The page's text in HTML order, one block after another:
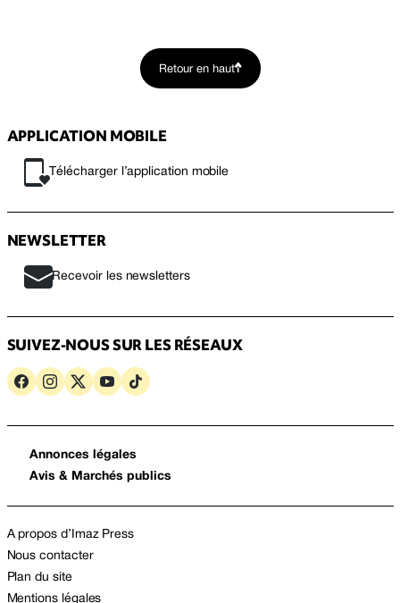
Retour en haut
APPLICATION MOBILE
Télécharger l’application mobile
NEWSLETTER
Recevoir les newsletters
SUIVEZ-NOUS SUR LES RÉSEAUX
Annonces légales
Avis & Marchés publics
A propos d’Imaz Press
Nous contacter
Plan du site
Mentions légales